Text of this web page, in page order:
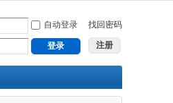
自动登录 找回密码
登录 注册